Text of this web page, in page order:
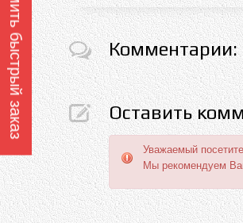
Комментарии:
Оставить
Уважаемый
Мы рекомендуем
Оформить быстрый заказ